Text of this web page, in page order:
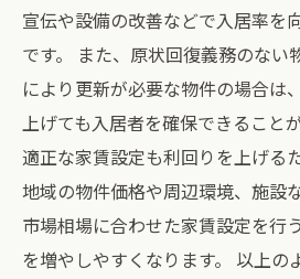
宣伝や設備の改善などで入居率を
です。 また、原状回復義務のない
により更新が必要な物件の場合は
上げても入居者を確保できること
適正な家賃設定も利回りを上げる
地域の物件価格や周辺環境、施設
市場相場に合わせた家賃設定を行
を増やしやすくなります。 以上の